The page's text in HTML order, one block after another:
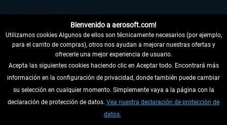
DESISTIR DEL CONTRATO
INFORMACIÓN
Bienvenido a aerosoft.com!
Utilizamos cookies Algunos de ellos son técnicamente necesarios (por ejemplo,
para el carrito de compras), otros nos ayudan a mejorar nuestras ofertas y
ofrecerle una mejor experiencia de usuario.
Acepta las siguientes cookies haciendo clic en Aceptar todo. Encontrará más
información en la configuración de privacidad, donde también puede cambiar
su selección en cualquier momento. Simplemente vaya a la página con la
declaración de protección de datos. Vea nuestra declaración de protección de
datos.